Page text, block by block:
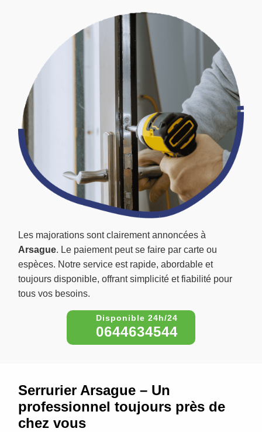
Les majorations sont clairement annoncées à
Arsague. Le paiement peut se faire par carte ou
espèces. Notre service est rapide, abordable et
toujours disponible, offrant simplicité et fiabilité pour
tous vos besoins.
0644634544
Serrurier Arsague – Un
professionnel toujours près de
chez vous